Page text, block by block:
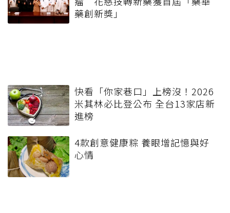
藥創新獎」
快看「你家巷口」上榜沒！2026
米其林必比登公布 全台13家店新
進榜
4款創意健康粽 養眼增記憶與好
心情